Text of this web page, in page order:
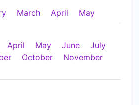
March April May
April May June
July
October
November